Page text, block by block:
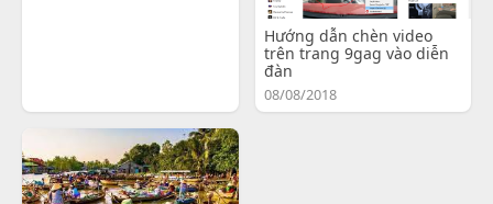
Hướng dẫn chèn video
trên trang 9gag vào diễn
đàn
08/08/2018